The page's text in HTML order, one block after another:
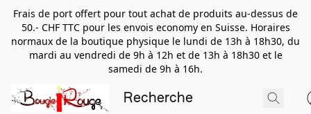
Frais de port offert pour tout achat de produits au-dessus de
50.- CHF TTC pour les envois economy en Suisse. Horaires
normaux de la boutique physique le lundi de 13h à 18h30, du
mardi au vendredi de 9h à 12h et de 13h à 18h30 et le
samedi de 9h à 16h.